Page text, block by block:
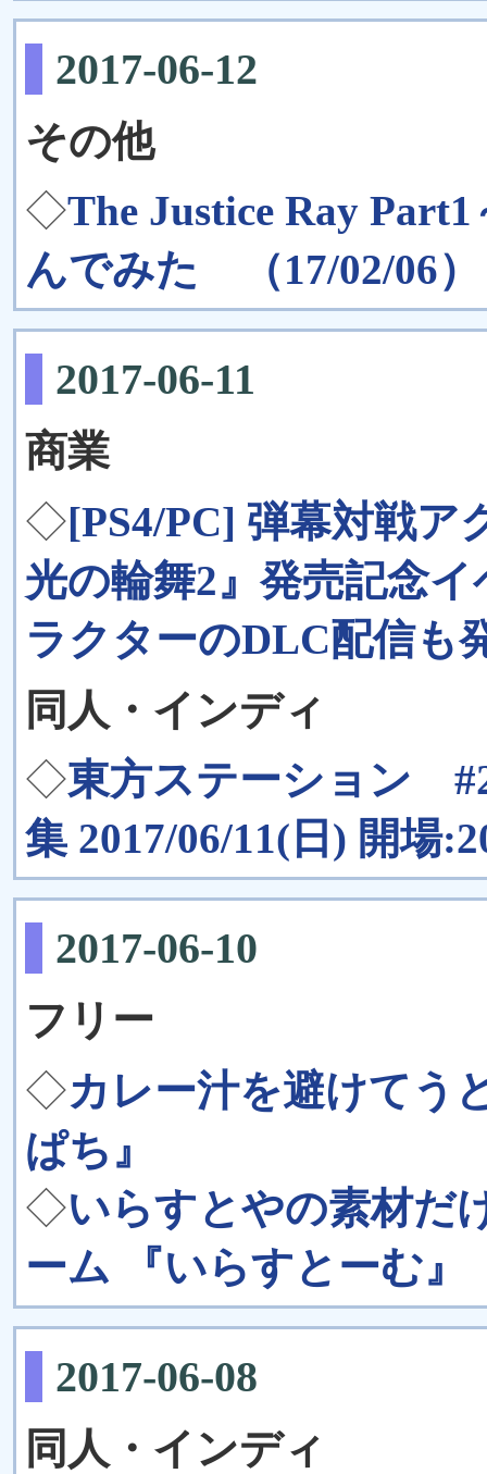
2017-06-12
その他
◇The Justice Ray
んでみた （17/02/06）
2017-06-11
商業
◇[PS4/PC] 弾幕対戦
光の輪舞2』発売記念
ラクターのDLC配信も
同人・インディ
◇東方ステーション
集 2017/06/11(日) 開場
2017-06-10
フリー
◇カレー汁を避けてう
ぱち』
◇いらすとやの素材だ
ーム 『いらすとーむ』
2017-06-08
同人・インディ